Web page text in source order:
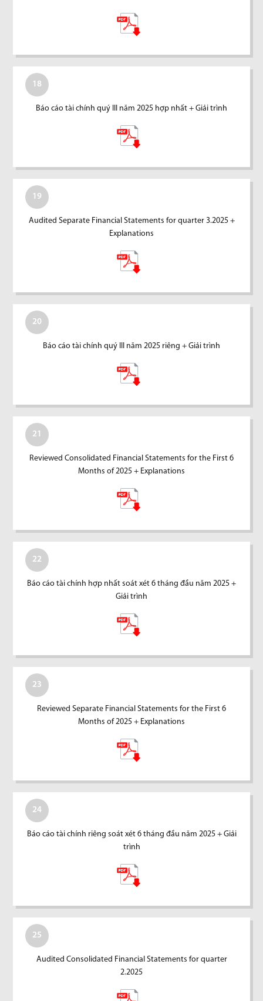
18
Báo cáo tài chính quý III năm 2025 hợp nhất + Giải trình
19
Audited Separate Financial Statements for quarter 3.2025 +
Explanations
20
Báo cáo tài chính quý III năm 2025 riêng + Giải trình
21
Reviewed Consolidated Financial Statements for the First 6
Months of 2025 + Explanations
22
Báo cáo tài chính hợp nhất soát xét 6 tháng đầu năm 2025 +
Giải trình
23
Reviewed Separate Financial Statements for the First 6
Months of 2025 + Explanations
24
Báo cáo tài chính riêng soát xét 6 tháng đầu năm 2025 + Giải
trình
25
Audited Consolidated Financial Statements for quarter
2.2025